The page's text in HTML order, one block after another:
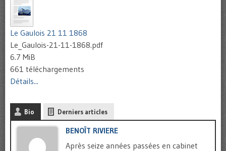
Le Gaulois 21 11 1868
Le_Gaulois-21-11-1868.pdf
6.7 MiB
661 téléchargements
Détails...
Bio Derniers articles
BENOÎT RIVIERE
Après seize années passées en cabinet